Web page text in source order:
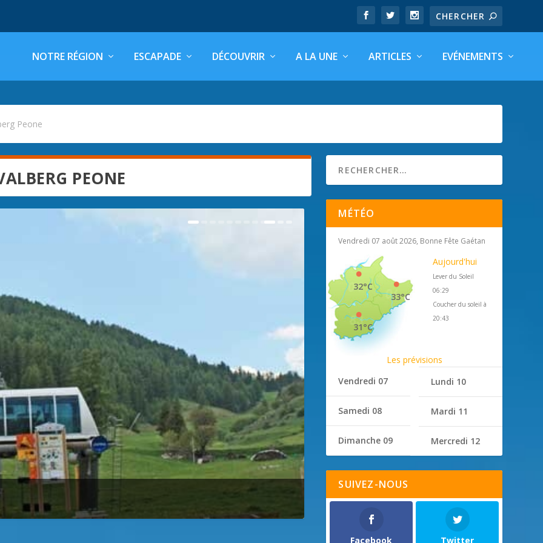
NOTRE RÉGION ESCAPADE DÉCOUVRIR A LA UNE ARTICLES EVÉNEMENTS
Peone
PEONE
MÉTÉO
Vendredi 07 août 2026, Bonne Fête Gaétan
33°C
32°C
31°C
Aujourd'hui
Lever du Soleil
06:29
Coucher du soleil à
20:43
Les prévisions
Vendredi 07
Samedi 08
Dimanche 09
Lundi 10
Mardi 11
Mercredi 12
SUIVEZ-NOUS
Facebook Twitter